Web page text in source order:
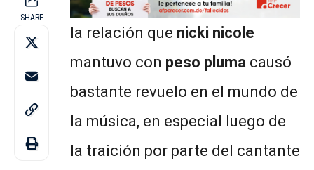
SHARE
la relación que nicki nicole
mantuvo con peso pluma causó
bastante revuelo en el mundo de
la música, en especial luego de
la traición por parte del cantante